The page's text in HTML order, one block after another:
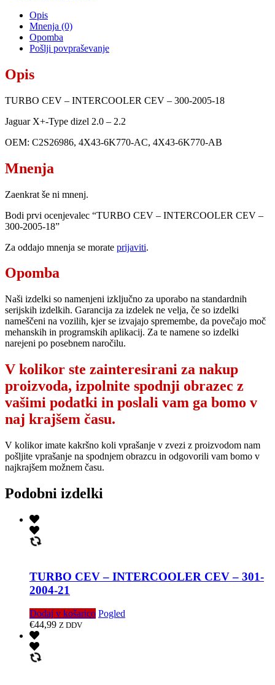
Opis
Mnenja (0)
Opomba
Pošlji povpraševanje
Opis
TURBO CEV – INTERCOOLER CEV – 300-2005-18
Jaguar X+-Type dizel 2.0 – 2.2
OEM: C2S26986, 4X43-6K770-AC, 4X43-6K770-AB
Mnenja
Zaenkrat še ni mnenj.
Bodi prvi ocenjevalec “TURBO CEV – INTERCOOLER CEV –
300-2005-18”
Za oddajo mnenja se morate prijaviti.
Opomba
Naši izdelki so namenjeni izključno za uporabo na standardnih
serijskih izdelkih. Garancija za izdelek ne velja, če so izdelki
nameščeni na vozilih, kjer se izvajajo spremembe, da povečajo moč
mehanskih in programskih aplikacij. Za te namene so izdelki
narejeni po posebnem naročilu.
V kolikor ste zainteresirani za nakup
proizvoda, izpolnite spodnji obrazec z
vašimi podatki in poslali vam ga bomo v
naj krajšem času.
V kolikor imate kakršno koli vprašanje v zvezi z proizvodom nam
pošljite vprašanje na spodnjem obrazcu in odgovorili vam bomo v
najkrajšem možnem času.
Podobni izdelki
TURBO CEV – INTERCOOLER CEV – 301-
2004-21
Dodaj v košarico Pogled
€44,99 Z DDV